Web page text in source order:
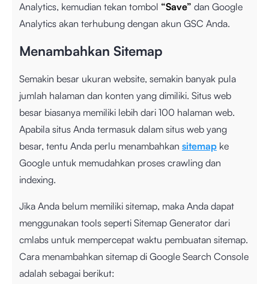
Analytics, kemudian tekan tombol “Save” dan Google
Analytics akan terhubung dengan akun GSC Anda.
Menambahkan Sitemap
Semakin besar ukuran website, semakin banyak pula
jumlah halaman dan konten yang dimiliki. Situs web
besar biasanya memiliki lebih dari 100 halaman web.
Apabila situs Anda termasuk dalam situs web yang
besar, tentu Anda perlu menambahkan sitemap ke
Google untuk memudahkan proses crawling dan
indexing.
Jika Anda belum memiliki sitemap, maka Anda dapat
menggunakan tools seperti Sitemap Generator dari
cmlabs untuk mempercepat waktu pembuatan sitemap.
Cara menambahkan sitemap di Google Search Console
adalah sebagai berikut: